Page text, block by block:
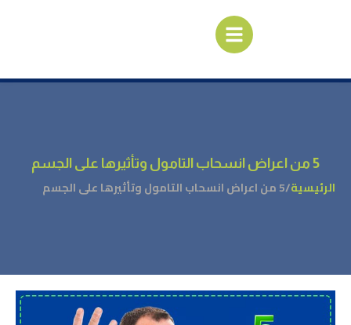
5 من اعراض انسحاب التامول وتأثيرها على الجسم
الرئيسية/5 من اعراض انسحاب التامول وتأثيرها على الجسم